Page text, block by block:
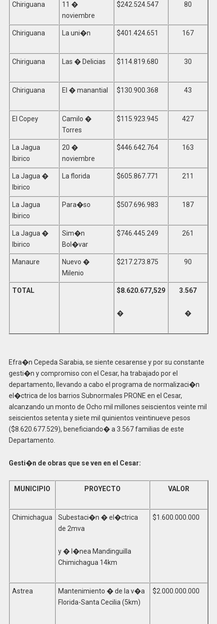
Chiriguana
11 �
noviembre
$242.524.547 80
Chiriguana La uni�n $401.424.651 167
Chiriguana Las � Delicias $114.819.680 30
Chiriguana El � manantial $130.900.368 43
El Copey
Camilo �
Torres
$115.923.945 427
La Jagua
Ibirico
20 �
noviembre
$446.642.764 163
La Jagua �
Ibirico
La florida $605.867.771 211
La Jagua
Ibirico
Para�so $507.696.983 187
La Jagua �
Ibirico
Sim�n
Bol�var
$746.445.249 261
Manaure
Nuevo �
Milenio
$217.273.875 90
TOTAL $8.620.677,529
�
3.567
�
Efra�n Cepeda Sarabia, se siente cesarense y por su constante
gesti�n y compromiso con el Cesar, ha trabajado por el
departamento, llevando a cabo el programa de normalizaci�n
el�ctrica de los barrios Subnormales PRONE en el Cesar,
alcanzando un monto de Ocho mil millones seiscientos veinte mil
seiscientos setenta y siete mil quinientos veintinueve pesos
($8.620.677.529), beneficiando� a 3.567 familias de este
Departamento.
Gesti�n de obras que se ven en el Cesar:
MUNICIPIO PROYECTO VALOR
Chimichagua
Subestaci�n � el�ctrica
de 2mva
y � l�nea Mandinguilla
Chimichagua 14km
$1.600.000.000
Astrea
Mantenimiento � de la v�a
Florida-Santa Cecilia (5km)
$2.000.000.000